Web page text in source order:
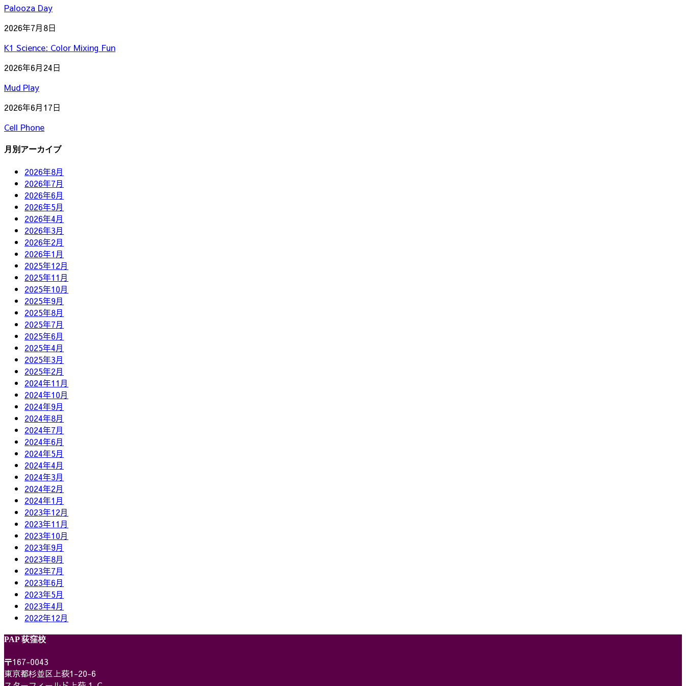
Palooza Day
2026年7月8日
K1 Science: Color Mixing Fun
2026年6月24日
Mud Play
2026年6月17日
Cell Phone
月別アーカイブ
2026年8月
2026年7月
2026年6月
2026年5月
2026年4月
2026年3月
2026年2月
2026年1月
2025年12月
2025年11月
2025年10月
2025年9月
2025年8月
2025年7月
2025年6月
2025年4月
2025年3月
2025年2月
2024年11月
2024年10月
2024年9月
2024年8月
2024年7月
2024年6月
2024年5月
2024年4月
2024年3月
2024年2月
2024年1月
2023年12月
2023年11月
2023年10月
2023年9月
2023年8月
2023年7月
2023年6月
2023年5月
2023年4月
2022年12月
PAP 荻窪校
〒167-0043
東京都杉並区上荻1-20-6